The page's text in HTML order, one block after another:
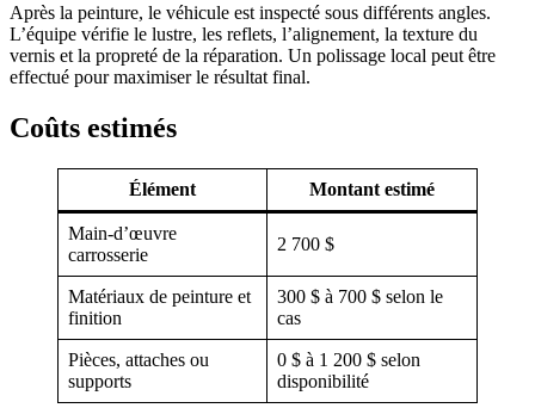
Après la peinture, le véhicule est inspecté sous différents angles.
L’équipe vérifie le lustre, les reflets, l’alignement, la texture du
vernis et la propreté de la réparation. Un polissage local peut être
effectué pour maximiser le résultat final.
Coûts estimés
Élément Montant estimé
Main-d’œuvre
carrosserie
2 700 $
Matériaux de peinture et
finition
300 $ à 700 $ selon le
cas
Pièces, attaches ou
supports
0 $ à 1 200 $ selon
disponibilité